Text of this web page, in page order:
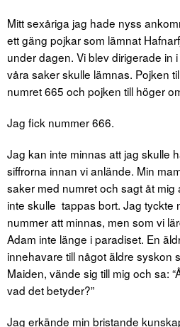
Mitt sexåriga jag hade nyss
ett gäng pojkar som lämnat
under dagen. Vi blev dirigerade in
våra saker skulle lämnas. Pojken
numret 665 och pojken till höger
Jag fick nummer 666.
Jag kan inte minnas att jag skulle
siffrorna innan vi anlände. Min
saker med numret och sagt åt
inte skulle tappas bort. Jag tyckte
nummer att minnas, men som vi
Adam inte länge i paradiset. En
innehavare till något äldre syskon
Maiden, vände sig till mig och sa:
vad det betyder?”
Jag erkände min bristande